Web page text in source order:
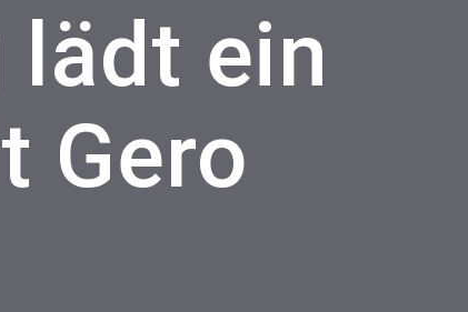
lädt ein
Gero